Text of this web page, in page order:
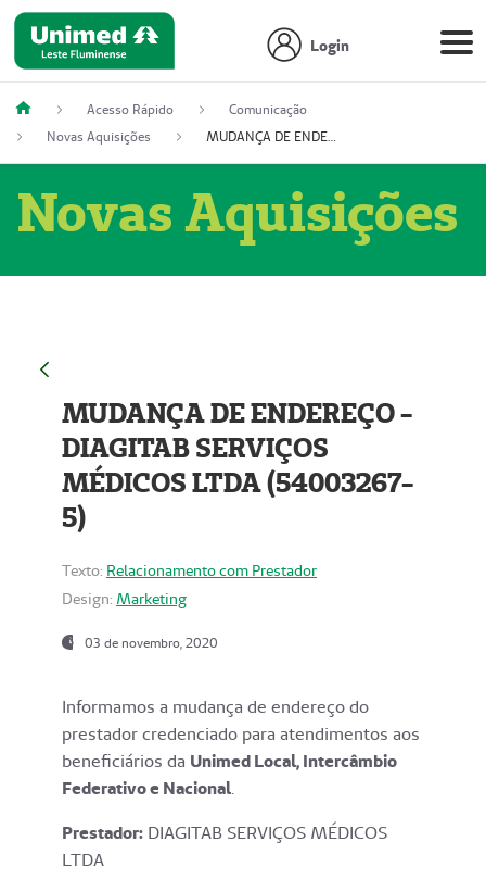
Login
Acesso Rápido
Comunicação
Novas Aquisições
MUDANÇA DE ENDEREÇO - DIAGITAB SERVIÇOS MÉDICOS LTDA (54003267-5)
Novas Aquisições
MUDANÇA DE ENDEREÇO -
DIAGITAB SERVIÇOS
MÉDICOS LTDA (54003267-
5)
Texto: Relacionamento com Prestador
Design: Marketing
03 de novembro, 2020
Informamos a mudança de endereço do
prestador credenciado para atendimentos aos
beneficiários da Unimed Local, Intercâmbio
Federativo e Nacional.
Prestador: DIAGITAB SERVIÇOS MÉDICOS
LTDA